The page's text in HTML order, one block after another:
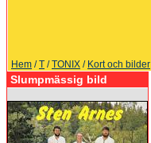
Hem /T /TONIX / Kort och bilder
Slumpmässig bild